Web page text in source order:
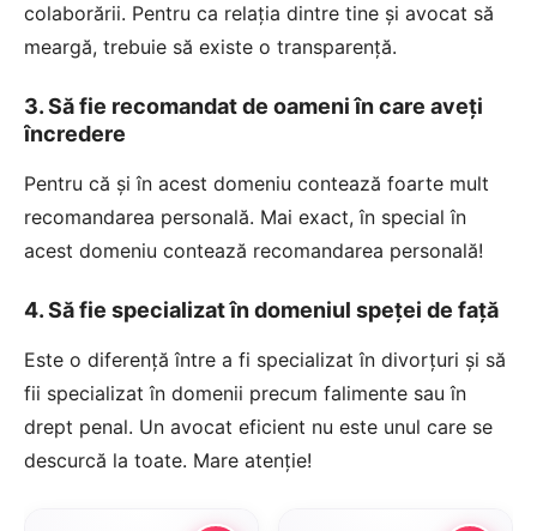
colaborării. Pentru ca relația dintre tine și avocat să
meargă, trebuie să existe o transparență.
3. Să fie recomandat de oameni în care aveți
încredere
Pentru că și în acest domeniu contează foarte mult
recomandarea personală. Mai exact, în special în
acest domeniu contează recomandarea personală!
4. Să fie specializat în domeniul speței de față
Este o diferență între a fi specializat în divorțuri și să
fii specializat în domenii precum falimente sau în
drept penal. Un avocat eficient nu este unul care se
descurcă la toate. Mare atenție!